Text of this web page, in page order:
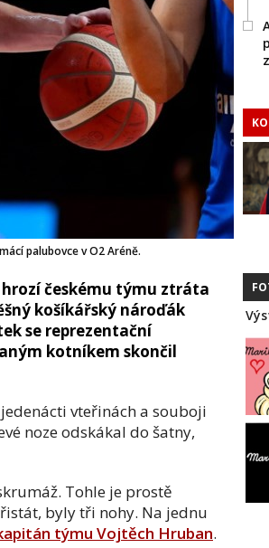
palubovce v O2 Aréně.
českému týmu ztráta
košíkářský nároďák
se reprezentační
kotníkem skončil
vteřinách a souboji
noze odskákal do šatny,
Tohle je prostě
byly tři nohy. Na jednu
týmu Vojtěch Hruban.